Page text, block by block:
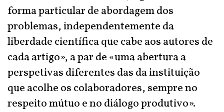
forma particular de abordagem dos
problemas, independentemente da
liberdade científica que cabe aos autores de
cada artigo», a par de «uma abertura a
perspetivas diferentes das da instituição
que acolhe os colaboradores, sempre no
respeito mútuo e no diálogo produtivo».